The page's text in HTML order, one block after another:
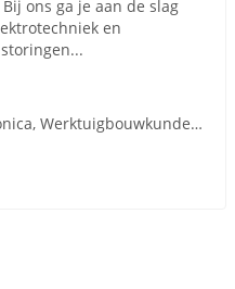
ons ga je aan de slag
en
Elektrotechniek, Mechatronica, Werktuigbouwkunde, Hydrauliek